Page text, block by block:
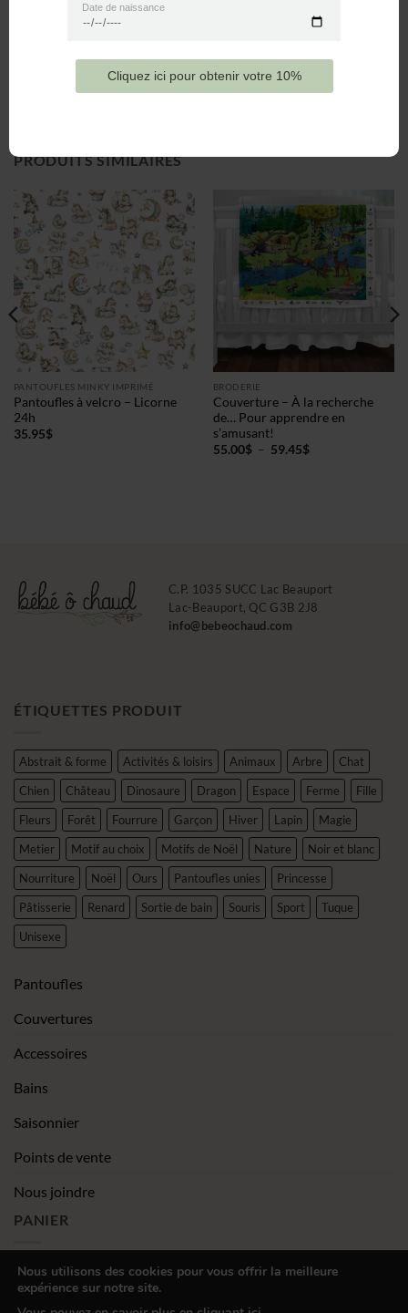
Seuls les clients connectés ayant acheté ce produit
PRODUITS SIMILAIRES
PANTOUFLES MINKY IMPRIMÉ
Pantoufles à velcro – Licorne
24h
35.95$
BRODERIE
Couverture – À la recherche
de… Pour apprendre en
s’amusant!
55.00$ – 59.45$Plage
C.P. 1035 SUCC Lac Beauport
Lac-Beauport, QC G3B 2J8
info@bebeochaud.com
ÉTIQUETTES PRODUIT
Abstrait & forme Activités & loisirs Animaux Arbre
Chat
Chien
Château Dinosaure Dragon Espace Ferme
Fille
Fleurs
Forêt Fourrure Garçon Hiver Lapin
Magie
Metier
Motif au choix Motifs de Noël Nature
Noir et blanc
Nourriture
Noël Ours Pantoufles unies
Princesse
Pâtisserie
Renard Sortie de bain Souris Sport
Tuque
Unisexe
Pantoufles
Couvertures
Accessoires
Bains
Saisonnier
Points de vente
Nous joindre
PANIER
Conditions générales de vente
Nous utilisons des cookies pour vous offrir la meilleure
expérience sur notre site.
Date de naissance
Cliquez ici pour obtenir votre 10%